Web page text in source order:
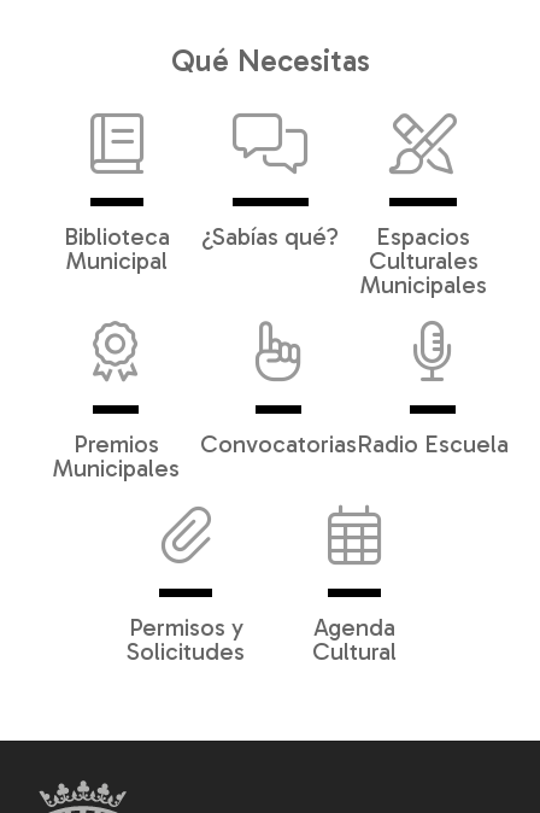
Qué Necesitas
Biblioteca
Municipal
¿Sabías qué?
Espacios
Culturales
Municipales
Premios
Municipales
ConvocatoriasRadio Escuela
Permisos y
Solicitudes
Agenda
Cultural